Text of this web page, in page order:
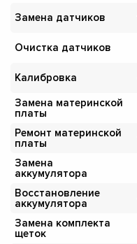
Замена датчиков
Очистка датчиков
Калибровка
Замена материнской
платы
Ремонт материнской
платы
Замена
аккумулятора
Восстановление
аккумулятора
Замена комплекта
щеток